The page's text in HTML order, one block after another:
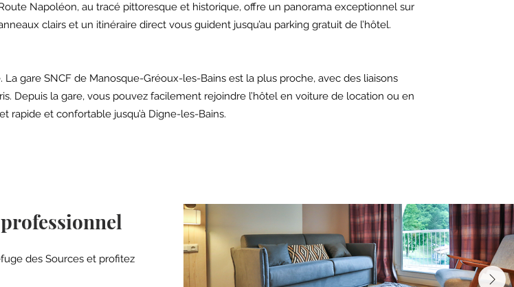
Napoléon, au tracé pittoresque et historique, offre un panorama exceptionnel sur
clairs et un itinéraire direct vous guident jusqu’au parking gratuit de l’hôtel.
gare SNCF de Manosque-Gréoux-les-Bains est la plus proche, avec des liaisons
Depuis la gare, vous pouvez facilement rejoindre l’hôtel en voiture de location ou en
rapide et confortable jusqu’à Digne-les-Bains.
des Sources et profitez